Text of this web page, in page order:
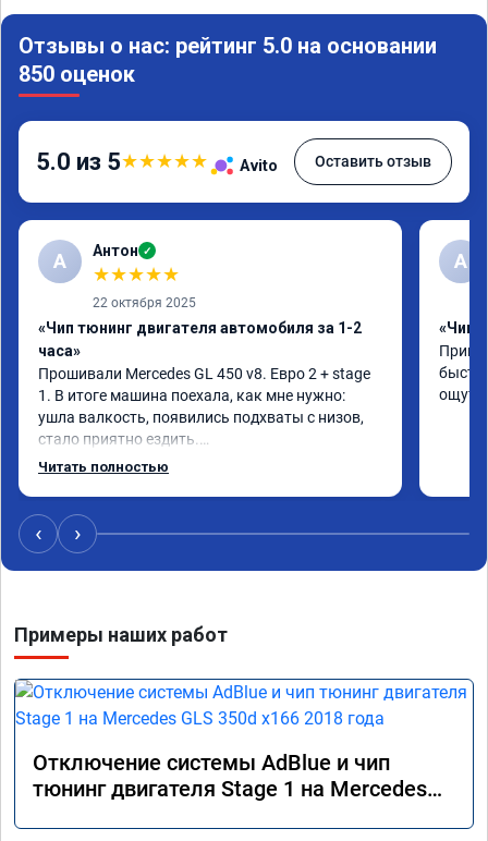
Отзывы о нас: рейтинг 5.0 на основании
850 оценок
5.0 из 5★★★★★ Avito Оставить отзыв
А Антон ✓
★★★★★
22 октября 2025
«Чип тюнинг двигателя автомобиля за 1-2
часа»
Прошивали Mercedes GL 450 v8. Евро 2 + stage
1. В итоге машина поехала, как мне нужно:
ушла валкость, появились подхваты с низов,
стало приятно ездить.
Одни из лучших трат, в авто! 🔥
Читать полностью
A
«Чип
‹ ›
Примеры наших работ
Отключение системы AdBlue и чип
тюнинг двигателя Stage 1 на Mercedes